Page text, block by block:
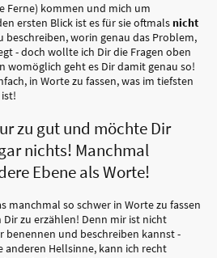
Ferne) kommen und mich um
ersten Blick ist es für sie oftmals nicht
beschreiben, worin genau das Problem,
- doch wollte ich Dir die Fragen oben
womöglich geht es Dir damit genau so!
in Worte zu fassen, was im tiefsten
zu gut und möchte Dir
nichts! Manchmal
Ebene als Worte!
manchmal so schwer in Worte zu fassen
zu erzählen! Denn mir ist nicht
benennen und beschreiben kannst -
anderen Hellsinne, kann ich recht